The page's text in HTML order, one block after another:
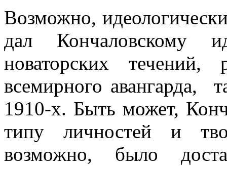
Возможно,
дал Кончаловскому
новаторских
всемирного авангарда,
1910-х. Быть может,
типу личностей и
возможно, было